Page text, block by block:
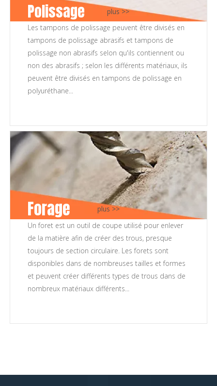
Polissage
plus >>
Les tampons de polissage peuvent être divisés en
tampons de polissage abrasifs et tampons de
polissage non abrasifs selon qu'ils contiennent ou
non des abrasifs ; selon les différents matériaux, ils
peuvent être divisés en tampons de polissage en
polyuréthane...
Forage
plus >>
Un foret est un outil de coupe utilisé pour enlever
de la matière afin de créer des trous, presque
toujours de section circulaire. Les forets sont
disponibles dans de nombreuses tailles et formes
et peuvent créer différents types de trous dans de
nombreux matériaux différents...